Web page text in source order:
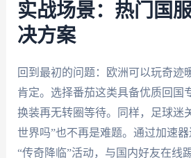
实战场景：热门国
决方案
回到最初的问题：欧洲可以玩奇迹
肯定。选择番茄这类具备优质回国
换装再无转圈等待。同样，足球迷
世界吗”也不再是难题。通过加速
“传奇降临”活动，与国内好友在线